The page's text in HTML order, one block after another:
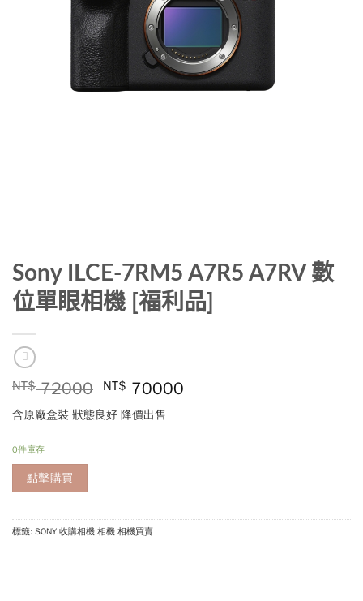
Sony ILCE-7RM5 A7R5 A7RV 數
位單眼相機 [福利品]
NT$72000 NT$ 70000
含原廠盒裝 狀態良好 降價出售
0件庫存
點擊購買
標籤: SONY 收購相機 相機 相機買賣